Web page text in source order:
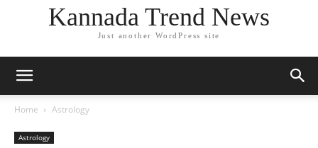
Kannada Trend News
Just another WordPress site
Home Astrology
Astrology